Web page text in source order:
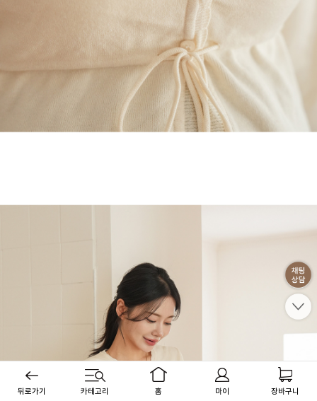
뒤로가기 카테고리 홈 마이 장바구니